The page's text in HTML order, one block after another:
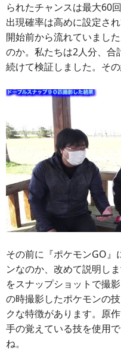
られたチャンスは最大60
出現確率は高めに設定さ
開始前から流れていまし
のか。私たちは2人分、合
続けて検証しました。そ
その前に『ポケモンGO
ンなのか、改めて説明し
をスナップショットで撮
の時撮影したポケモンの
クな特徴があります。原
手の覚えている技を使用
ね。